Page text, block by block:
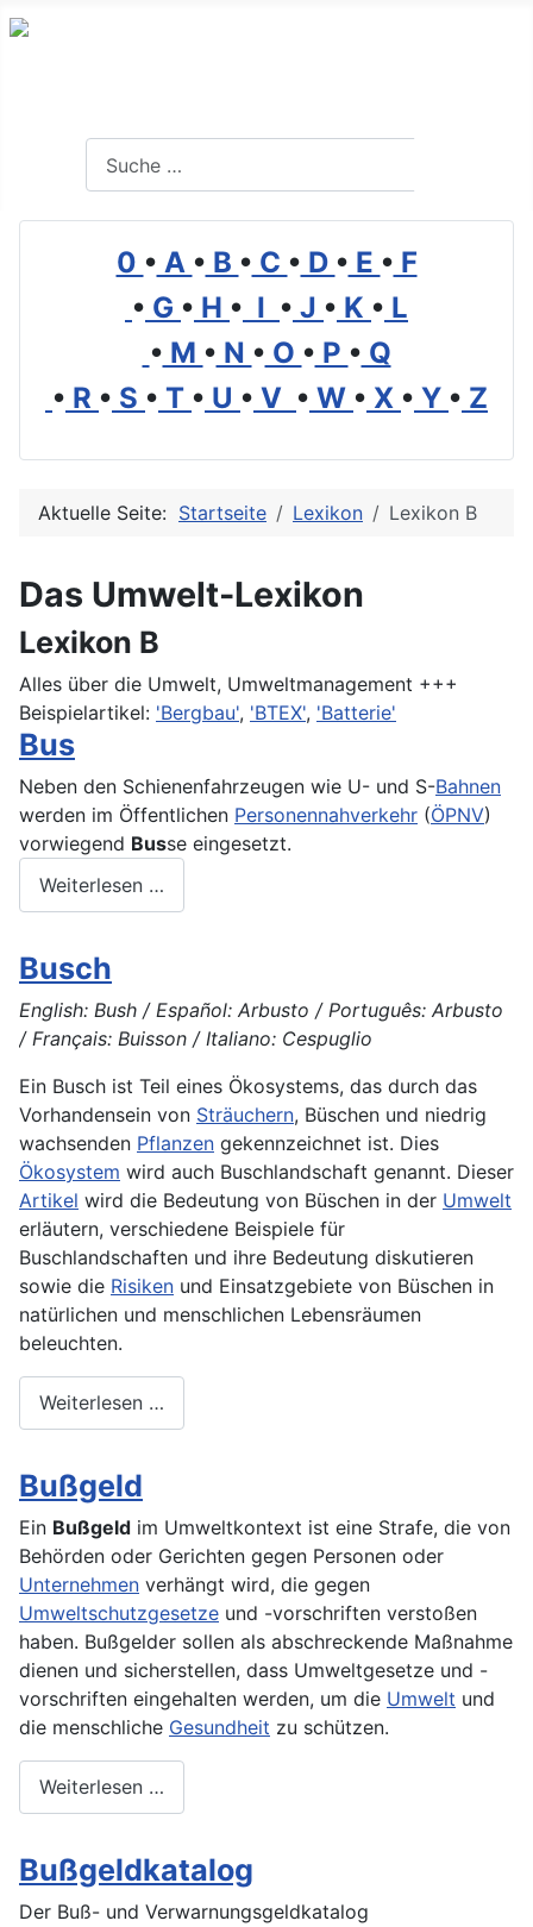
0 • A • B • C • D • E • F
• G • H • I • J • K • L
• M • N • O • P • Q
• R • S • T • U • V • W • X • Y • Z
Aktuelle Seite: Startseite Lexikon Lexikon B
Das Umwelt-Lexikon
Lexikon B
Alles über die Umwelt, Umweltmanagement +++
Beispielartikel: 'Bergbau', 'BTEX', 'Batterie'
Bus
Neben den Schienenfahrzeugen wie U- und S-Bahnen
werden im Öffentlichen Personennahverkehr (ÖPNV)
vorwiegend Busse eingesetzt.
Weiterlesen …
Busch
English: Bush / Español: Arbusto / Português: Arbusto
/ Français: Buisson / Italiano: Cespuglio
Ein Busch ist Teil eines Ökosystems, das durch das
Vorhandensein von Sträuchern, Büschen und niedrig
wachsenden Pflanzen gekennzeichnet ist. Dies
Ökosystem wird auch Buschlandschaft genannt. Dieser
Artikel wird die Bedeutung von Büschen in der Umwelt
erläutern, verschiedene Beispiele für
Buschlandschaften und ihre Bedeutung diskutieren
sowie die Risiken und Einsatzgebiete von Büschen in
natürlichen und menschlichen Lebensräumen
beleuchten.
Weiterlesen …
Bußgeld
Ein Bußgeld im Umweltkontext ist eine Strafe, die von
Behörden oder Gerichten gegen Personen oder
Unternehmen verhängt wird, die gegen
Umweltschutzgesetze und -vorschriften verstoßen
haben. Bußgelder sollen als abschreckende Maßnahme
dienen und sicherstellen, dass Umweltgesetze und -
vorschriften eingehalten werden, um die Umwelt und
die menschliche Gesundheit zu schützen.
Weiterlesen …
Bußgeldkatalog
Der Buß- und Verwarnungsgeldkatalog